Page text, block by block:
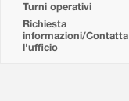
Turni operativi
Richiesta
informazioni/Contatta
l'ufficio